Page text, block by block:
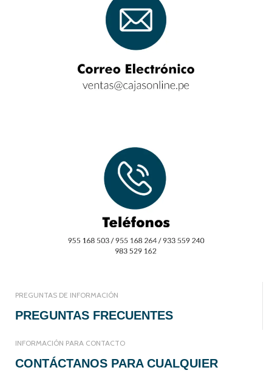
PREGUNTAS DE INFORMACIÓN
PREGUNTAS FRECUENTES
INFORMACIÓN PARA CONTACTO
CONTÁCTANOS PARA CUALQUIER